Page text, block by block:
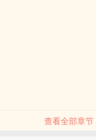
查看全部章节